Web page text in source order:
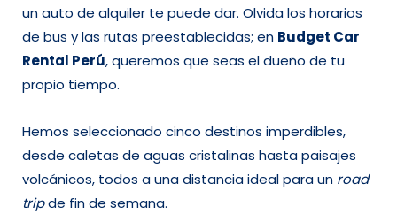
un auto de alquiler te puede dar. Olvida los horarios
de bus y las rutas preestablecidas; en Budget Car
Rental Perú, queremos que seas el dueño de tu
propio tiempo.
Hemos seleccionado cinco destinos imperdibles,
desde caletas de aguas cristalinas hasta paisajes
volcánicos, todos a una distancia ideal para un road
tripde fin de semana.